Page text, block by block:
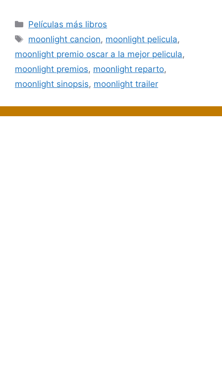
Categorías
Películas más libros
Etiquetas
moonlight cancion, moonlight pelicula,
moonlight premio oscar a la mejor pelicula,
moonlight premios, moonlight reparto,
moonlight sinopsis, moonlight trailer